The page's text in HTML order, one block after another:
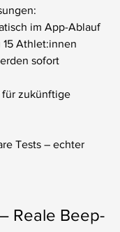
im App-Ablauf
Athlet:innen
sofort
zukünftige
Tests – echter
Reale Beep-